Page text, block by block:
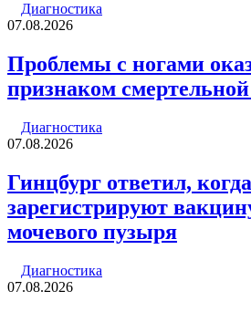
Диагностика
07.08.2026
Проблемы с ногами
признаком
Диагностика
07.08.2026
Гинцбург ответил, когда
зарегистрируют
мочевого пузыря
Диагностика
07.08.2026